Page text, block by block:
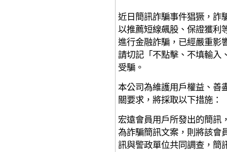
近日簡訊詐騙事件猖獗，詐
以推薦短線飆股、保證獲利
進行金融詐騙，已經嚴重影
請切記「不點擊、不填輸入
受騙。
本公司為維護用戶權益、善
關要求，將採取以下措施：
宏遠會員用戶所發出的簡訊
為詐騙簡訊文案，則將該會
訊與警政單位共同調查，簡